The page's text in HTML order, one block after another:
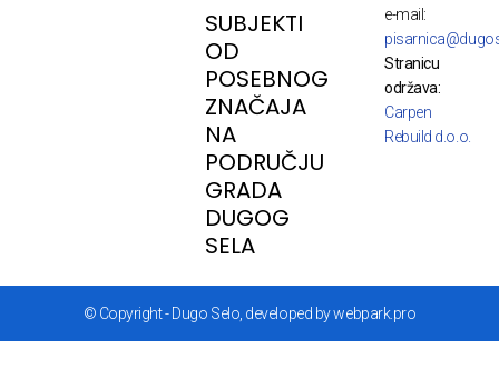
SUBJEKTI
OD
POSEBNOG
ZNAČAJA
NA
PODRUČJU
GRADA
DUGOG
SELA
e-mail:
Stranicu
održava:
Carpen
Rebuild d.o.o.
© Copyright - Dugo Selo, developed by webpark.pro